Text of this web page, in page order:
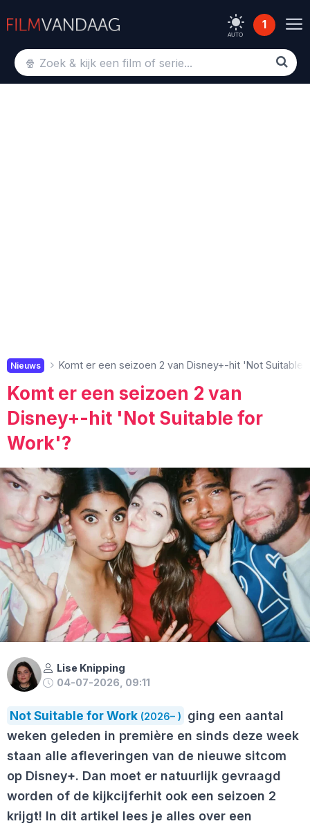
AUTO
1
Nieuws Komt er een seizoen 2 van Disney+-hit 'Not Suitable
Komt er een seizoen 2 van
Disney+-hit 'Not Suitable for
Work'?
Lise Knipping
04-07-2026, 09:11
Not Suitable for Work (2026– )
ging een aantal
weken geleden in première en sinds deze week
staan alle afleveringen van de nieuwe sitcom
op Disney+. Dan moet er natuurlijk gevraagd
worden of de kijkcijferhit ook een seizoen 2
krijgt! In dit artikel lees je alles over een